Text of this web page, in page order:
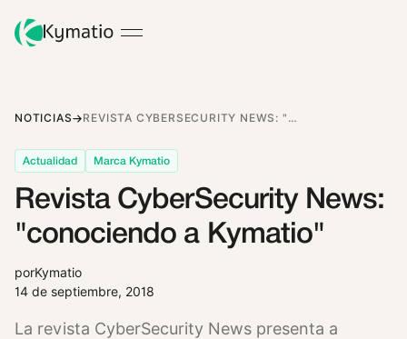
NOTICIAS REVISTA CYBERSECURITY NEWS: "CONOCIENDO A KYMATIO"
Actualidad Marca Kymatio
Revista CyberSecurity News:
"conociendo a Kymatio"
porKymatio
14 de septiembre, 2018
La revista CyberSecurity News presenta a